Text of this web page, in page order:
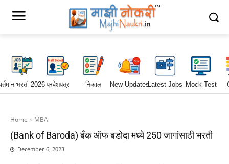
भरती 2026प्रवेशपत्र निकाल New UpdatesLatest Jobs Mock Test
Home MBA
(Bank of Baroda) बँक ऑफ बडोदा मध्ये 250 जागांसाठी भरती
December 6, 2023